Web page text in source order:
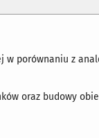
w porównaniu z
oraz budowy